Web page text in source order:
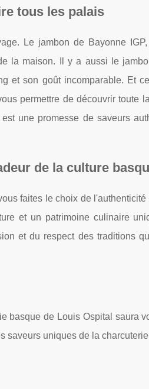
tous les palais
Le jambon de Bayonne
la maison. Il y a aussi le
et son goût incomparable. Et
permettre de découvrir toute
une promesse de saveurs
de la culture
faites le choix de
et un patrimoine culinaire
et du respect des traditions
basque de Louis Ospital saura
saveurs uniques de la